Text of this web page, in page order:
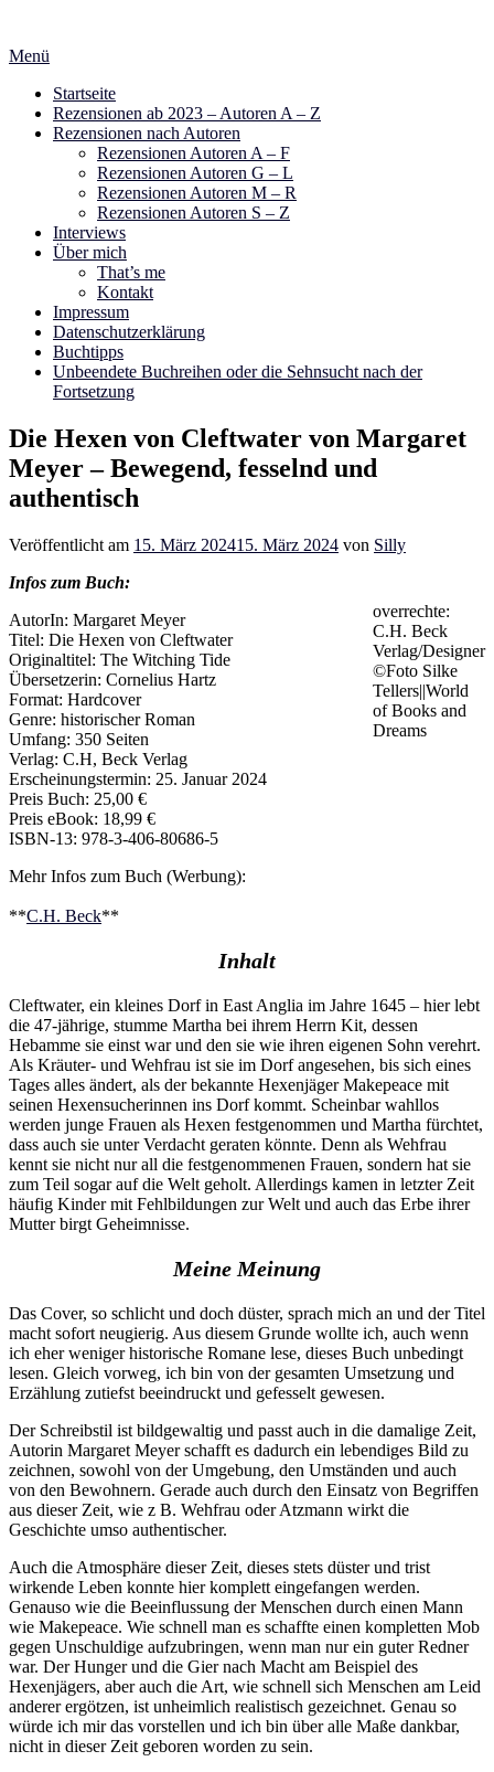
springen
Menü
Startseite
Rezensionen ab 2023 – Autoren A – Z
Rezensionen nach Autoren
Rezensionen Autoren A – F
Rezensionen Autoren G – L
Rezensionen Autoren M – R
Rezensionen Autoren S – Z
Interviews
Über mich
That’s me
Kontakt
Impressum
Datenschutzerklärung
Buchtipps
Unbeendete Buchreihen oder die Sehnsucht nach der
Fortsetzung
Die Hexen von Cleftwater von Margaret
Meyer – Bewegend, fesselnd und
authentisch
Veröffentlicht am 15. März 202415. März 2024 von Silly
overrechte:
C.H. Beck
Verlag/Designer
©Foto Silke
Tellers||World
of Books and
Dreams
Infos zum Buch:
AutorIn: Margaret Meyer
Titel: Die Hexen von Cleftwater
Originaltitel: The Witching Tide
Übersetzerin: Cornelius Hartz
Format: Hardcover
Genre: historischer Roman
Umfang: 350 Seiten
Verlag: C.H, Beck Verlag
Erscheinungstermin: 25. Januar 2024
Preis Buch: 25,00 €
Preis eBook: 18,99 €
ISBN-13: 978-3-406-80686-5
Mehr Infos zum Buch (Werbung):
**C.H. Beck**
Inhalt
Cleftwater, ein kleines Dorf in East Anglia im Jahre 1645 – hier lebt
die 47-jährige, stumme Martha bei ihrem Herrn Kit, dessen
Hebamme sie einst war und den sie wie ihren eigenen Sohn verehrt.
Als Kräuter- und Wehfrau ist sie im Dorf angesehen, bis sich eines
Tages alles ändert, als der bekannte Hexenjäger Makepeace mit
seinen Hexensucherinnen ins Dorf kommt. Scheinbar wahllos
werden junge Frauen als Hexen festgenommen und Martha fürchtet,
dass auch sie unter Verdacht geraten könnte. Denn als Wehfrau
kennt sie nicht nur all die festgenommenen Frauen, sondern hat sie
zum Teil sogar auf die Welt geholt. Allerdings kamen in letzter Zeit
häufig Kinder mit Fehlbildungen zur Welt und auch das Erbe ihrer
Mutter birgt Geheimnisse.
Meine Meinung
Das Cover, so schlicht und doch düster, sprach mich an und der Titel
macht sofort neugierig. Aus diesem Grunde wollte ich, auch wenn
ich eher weniger historische Romane lese, dieses Buch unbedingt
lesen. Gleich vorweg, ich bin von der gesamten Umsetzung und
Erzählung zutiefst beeindruckt und gefesselt gewesen.
Der Schreibstil ist bildgewaltig und passt auch in die damalige Zeit,
Autorin Margaret Meyer schafft es dadurch ein lebendiges Bild zu
zeichnen, sowohl von der Umgebung, den Umständen und auch
von den Bewohnern. Gerade auch durch den Einsatz von Begriffen
aus dieser Zeit, wie z B. Wehfrau oder Atzmann wirkt die
Geschichte umso authentischer.
Auch die Atmosphäre dieser Zeit, dieses stets düster und trist
wirkende Leben konnte hier komplett eingefangen werden.
Genauso wie die Beeinflussung der Menschen durch einen Mann
wie Makepeace. Wie schnell man es schaffte einen kompletten Mob
gegen Unschuldige aufzubringen, wenn man nur ein guter Redner
war. Der Hunger und die Gier nach Macht am Beispiel des
Hexenjägers, aber auch die Art, wie schnell sich Menschen am Leid
anderer ergötzen, ist unheimlich realistisch gezeichnet. Genau so
würde ich mir das vorstellen und ich bin über alle Maße dankbar,
nicht in dieser Zeit geboren worden zu sein.